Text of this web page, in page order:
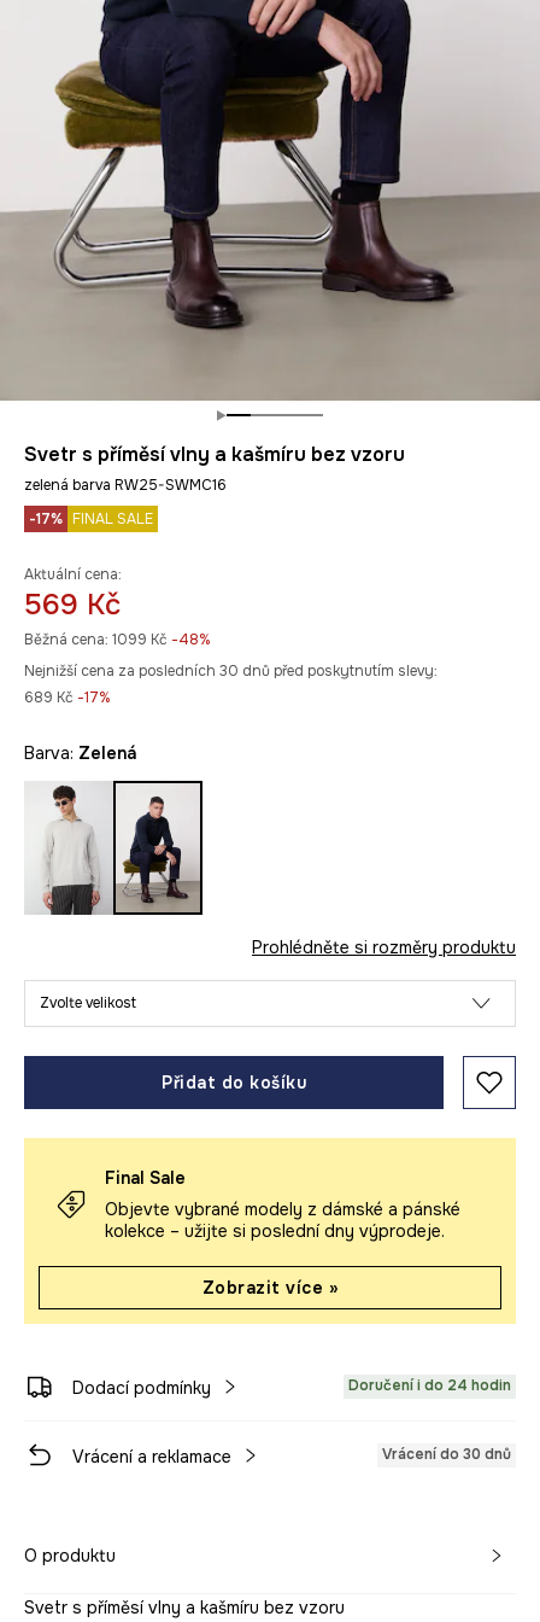
Svetr s příměsí vlny a kašmíru bez vzoru
zelená barva RW25-SWMC16
-17% FINAL SALE
Aktuální cena:
569 Kč
Běžná cena: 1099 Kč -48%
Nejnižší cena za posledních 30 dnů před poskytnutím slevy:
689 Kč -17%
Barva: zelená
Prohlédněte si rozměry produktu
Zvolte velikost
Přidat do košíku
Final Sale
Objevte vybrané modely z dámské a pánské
kolekce – užijte si poslední dny výprodeje.
Zobrazit více »
Dodací podmínky Doručení i do 24 hodin
Vrácení a reklamace Vrácení do 30 dnů
O produktu
Svetr s příměsí vlny a kašmíru bez vzoru